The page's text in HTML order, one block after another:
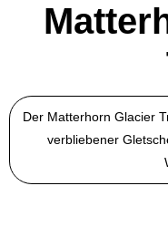
Der Matterhorn Glacier
verbliebener